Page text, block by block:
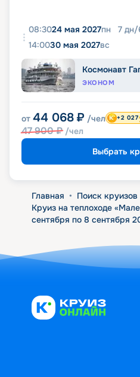
08:3024 мая 2027пн 7 дн/
14:0030 мая 2027вс
Космонавт
ЭКОНОМ
от 44 068 ₽ /чел
47 900₽ /чел
+2 027
Выбрать
Главная • Поиск круизов
Круиз на теплоходе
сентября по 8 сентября